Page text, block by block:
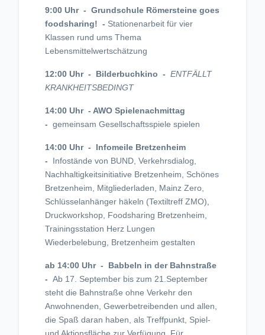
9:00 Uhr - Grundschule Römersteine goes
foodsharing! - Stationenarbeit für vier
Klassen rund ums Thema
Lebensmittelwertschätzung
12:00 Uhr - Bilderbuchkino - ENTFÄLLT
KRANKHEITSBEDINGT
14:00 Uhr - AWO Spielenachmittag
- gemeinsam Gesellschaftsspiele spielen
14:00 Uhr - Infomeile Bretzenheim
-
Infostände von BUND, Verkehrsdialog,
Nachhaltigkeitsinitiative Bretzenheim, Schönes
Bretzenheim, Mitgliederladen, Mainz Zero,
Schlüsselanhänger häkeln (Textiltreff ZMO),
Druckworkshop, Foodsharing Bretzenheim,
Trainingsstation Herz Lungen
Wiederbelebung, Bretzenheim gestalten
ab 14:00 Uhr - Babbeln in der Bahnstraße
- Ab 17. September bis zum 21.September
steht die Bahnstraße ohne Verkehr den
Anwohnenden, Gewerbetreibenden und allen,
die Spaß daran haben, als Treffpunkt, Spiel-